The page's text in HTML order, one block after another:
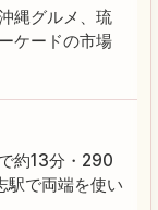
縄グルメ、琉
ケードの市場
約13分・290
駅で両端を使い